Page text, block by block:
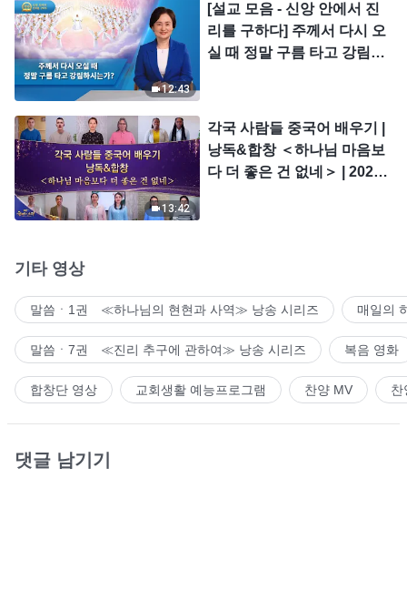
12:43
[설교 모음 - 신앙 안에서 진
리를 구하다] 주께서 다시 오
실 때 정말 구름 타고 강림하
13:42
각국 사람들 중국어 배우기 |
낭독&합창 ＜하나님 마음보
다 더 좋은 건 없네＞ | 2026
기타 영상
말씀ㆍ1권 ≪하나님의 현현과 사역≫ 낭송 시리즈 매일의
말씀ㆍ7권 ≪진리 추구에 관하여≫ 낭송 시리즈 복음 영화
합창단 영상 교회생활 예능프로그램 찬양 MV 찬
댓글 남기기